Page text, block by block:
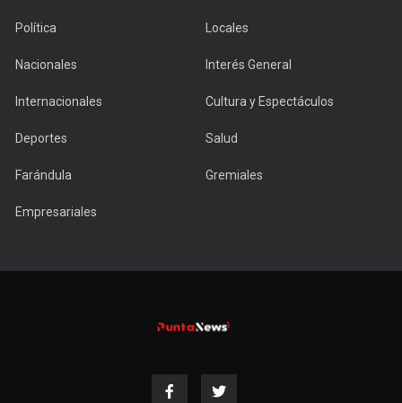
Política Locales
Nacionales Interés General
Internacionales Cultura y Espectáculos
Deportes Salud
Farándula Gremiales
Empresariales